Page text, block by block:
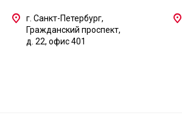
г. Санкт-Петербург,
Гражданский проспект,
д. 22, офис 401